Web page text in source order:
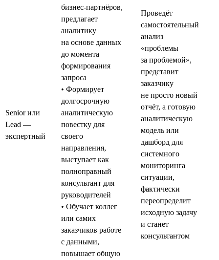
Senior или
Lead —
экспертный
бизнес-партнёров,
предлагает
аналитику
на основе данных
до момента
формирования
запроса
• Формирует
долгосрочную
аналитическую
повестку для
своего
направления,
выступает как
полноправный
консультант для
руководителей
• Обучает коллег
или самих
заказчиков работе
с данными,
повышает общую
Проведёт
самостоятельный
анализ
«проблемы
за проблемой»,
представит
заказчику
не просто новый
отчёт, а готовую
аналитическую
модель или
дашборд для
системного
мониторинга
ситуации,
фактически
переопределит
исходную задачу
и станет
консультантом